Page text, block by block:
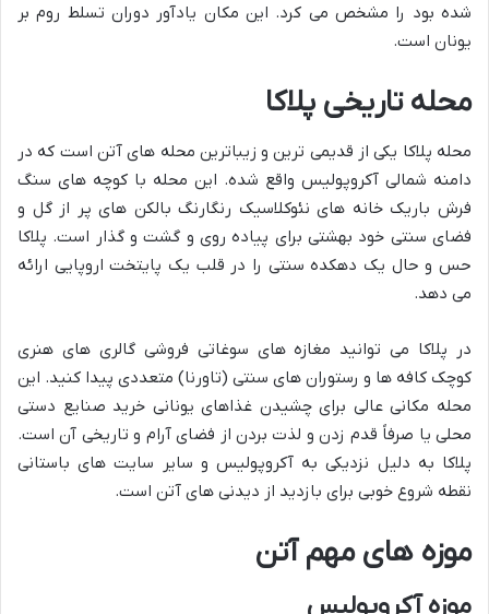
شده بود را مشخص می کرد. این مکان یادآور دوران تسلط روم بر
یونان است.
محله تاریخی پلاکا
محله پلاکا یکی از قدیمی ترین و زیباترین محله های آتن است که در
دامنه شمالی آکروپولیس واقع شده. این محله با کوچه های سنگ
فرش باریک خانه های نئوکلاسیک رنگارنگ بالکن های پر از گل و
فضای سنتی خود بهشتی برای پیاده روی و گشت و گذار است. پلاکا
حس و حال یک دهکده سنتی را در قلب یک پایتخت اروپایی ارائه
می دهد.
در پلاکا می توانید مغازه های سوغاتی فروشی گالری های هنری
کوچک کافه ها و رستوران های سنتی (تاورنا) متعددی پیدا کنید. این
محله مکانی عالی برای چشیدن غذاهای یونانی خرید صنایع دستی
محلی یا صرفاً قدم زدن و لذت بردن از فضای آرام و تاریخی آن است.
پلاکا به دلیل نزدیکی به آکروپولیس و سایر سایت های باستانی
نقطه شروع خوبی برای بازدید از دیدنی های آتن است.
موزه های مهم آتن
موزه آکروپولیس